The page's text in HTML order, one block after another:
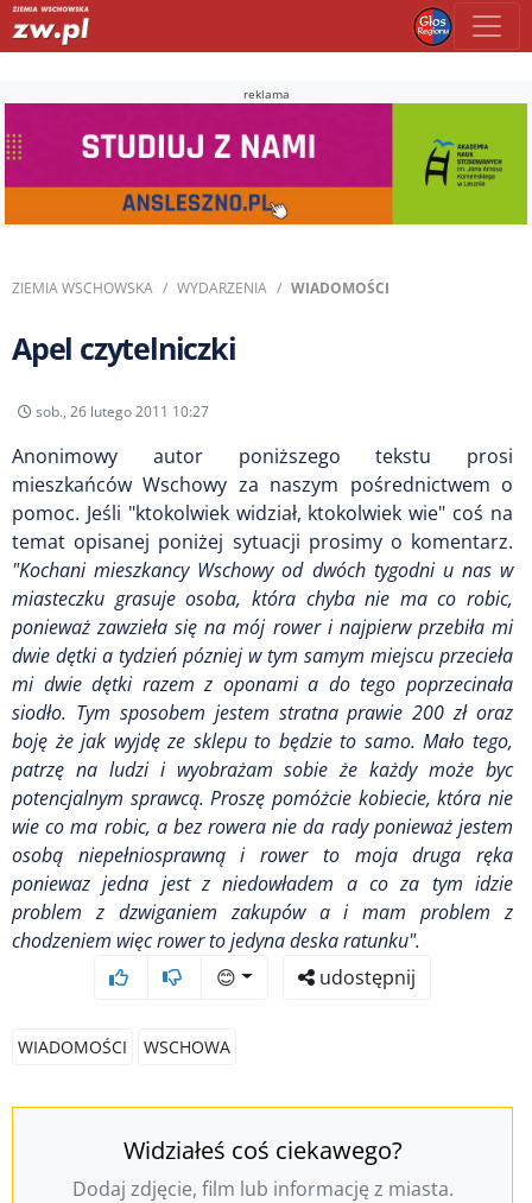
reklama
ZIEMIA WSCHOWSKA WYDARZENIA WIADOMOŚCI
Apel czytelniczki
sob., 26 lutego 2011 10:27
Anonimowy autor poniższego tekstu prosi
mieszkańców Wschowy za naszym pośrednictwem o
pomoc. Jeśli "ktokolwiek widział, ktokolwiek wie" coś na
temat opisanej poniżej sytuacji prosimy o komentarz.
"Kochani mieszkancy Wschowy od dwóch tygodni u nas w
miasteczku grasuje osoba, która chyba nie ma co robic,
ponieważ zawzieła się na mój rower i najpierw przebiła mi
dwie dętki a tydzień pózniej w tym samym miejscu przecieła
mi dwie dętki razem z oponami a do tego poprzecinała
siodło. Tym sposobem jestem stratna prawie 200 zł oraz
boję że jak wyjdę ze sklepu to będzie to samo. Mało tego,
patrzę na ludzi i wyobrażam sobie że każdy może byc
potencjalnym sprawcą. Proszę pomóżcie kobiecie, która nie
wie co ma robic, a bez rowera nie da rady ponieważ jestem
osobą niepełniosprawną i rower to moja druga ręka
poniewaz jedna jest z niedowładem a co za tym idzie
problem z dzwiganiem zakupów a i mam problem z
chodzeniem więc rower to jedyna deska ratunku".
😊
udostępnij
WIADOMOŚCI WSCHOWA
Widziałeś coś ciekawego?
Dodaj zdjęcie, film lub informację z miasta.